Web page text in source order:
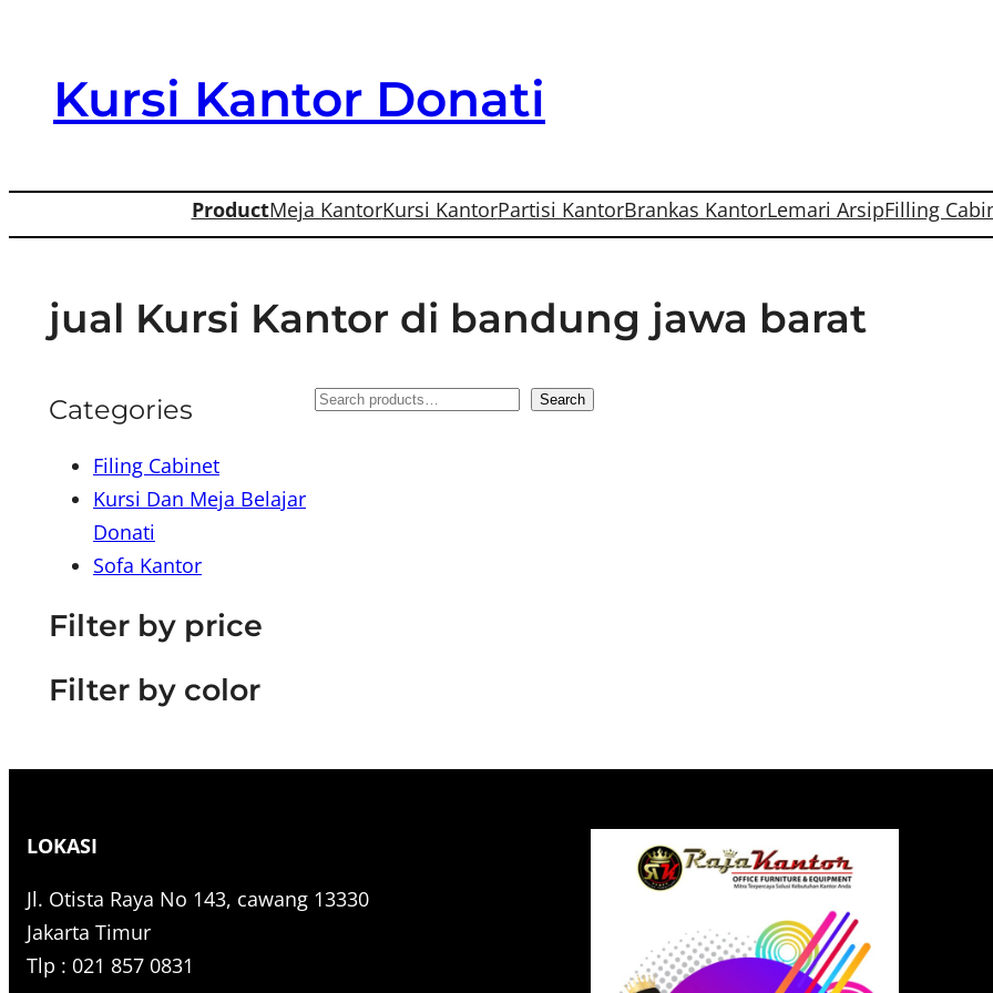
contentKursi Kantor Donati
ProductMeja KantorKursi KantorPartisi KantorBrankas KantorLemari ArsipFilling
jual Kursi Kantor di bandung jawa barat
Categories
Filing Cabinet
Kursi Dan Meja Belajar
Donati
Sofa Kantor
Filter by price
Filter by color
S
Search
LOKASI
Jl. Otista Raya No 143, cawang 13330
Jakarta Timur
Tlp : 021 857 0831